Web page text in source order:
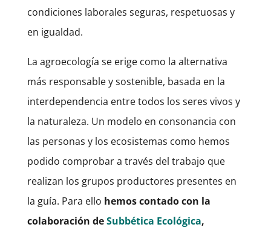
condiciones laborales seguras, respetuosas y
en igualdad.
La agroecología se erige como la alternativa
más responsable y sostenible, basada en la
interdependencia entre todos los seres vivos y
la naturaleza. Un modelo en consonancia con
las personas y los ecosistemas como hemos
podido comprobar a través del trabajo que
realizan los grupos productores presentes en
la guía. Para ello hemos contado con la
colaboración deSubbética Ecológica,